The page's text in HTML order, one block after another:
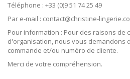
Téléphone : +33 (0)9 51 74 25 49
Par e-mail : contact@christine-
Pour information : Pour des raisons de
d'organisation, nous vous demandons
commande et/ou numéro de cliente.
Merci de votre compréhension.